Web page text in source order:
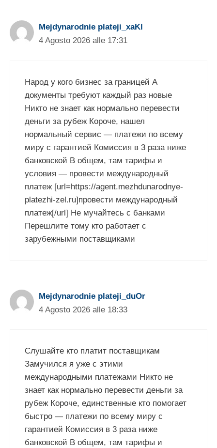
Mejdynarodnie plateji_xaKl
4 Agosto 2026 alle 17:31
Народ у кого бизнес за границей А
документы требуют каждый раз новые
Никто не знает как нормально перевести
деньги за рубеж Короче, нашел
нормальный сервис — платежи по всему
миру с гарантией Комиссия в 3 раза ниже
банковской В общем, там тарифы и
условия — провести международный
платеж [url=https://agent.mezhdunarodnye-
platezhi-zel.ru]провести международный
платеж[/url] Не мучайтесь с банками
Перешлите тому кто работает с
зарубежными поставщиками
Mejdynarodnie plateji_duOr
4 Agosto 2026 alle 18:33
Слушайте кто платит поставщикам
Замучился я уже с этими
международными платежами Никто не
знает как нормально перевести деньги за
рубеж Короче, единственные кто помогает
быстро — платежи по всему миру с
гарантией Комиссия в 3 раза ниже
банковской В общем, там тарифы и